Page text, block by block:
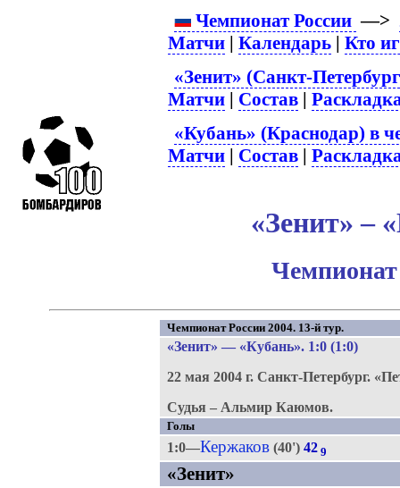
Чемпионат России —>
Матчи |Календарь |Кто
«Зенит» (Санкт-
Матчи | Состав |
«Кубань» (Краснодар) в
Матчи | Состав |
«Зенит» –
Чемпионат
Чемпионат России 2004. 13-й тур.
«Зенит» — «Кубань». 1:0 (1:0)
22 мая 2004 г. Санкт-Петербург.
Судья – Альмир Каюмов.
Голы
1:0—Кержаков(40') 42 9
«Зенит»